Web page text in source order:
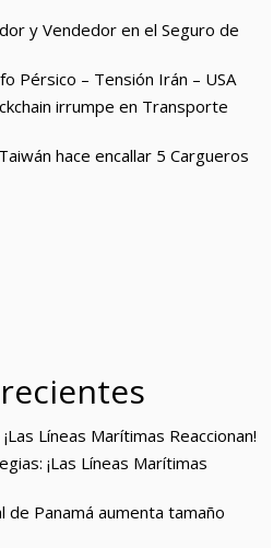
y Vendedor en el Seguro de
Pérsico – Tensión Irán – USA
irrumpe en Transporte
hace encallar 5 Cargueros
Líneas Marítimas Reaccionan!
¡Las Líneas Marítimas
de Panamá aumenta tamaño